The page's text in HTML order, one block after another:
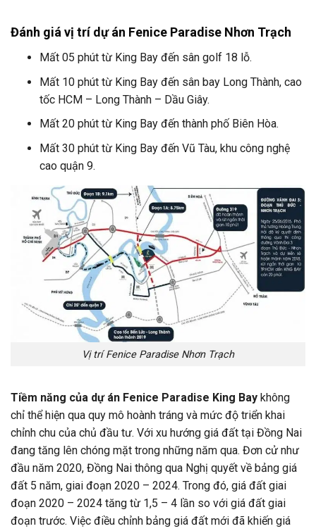
Đánh giá vị trí dự án Fenice Paradise Nhơn Trạch
Mất 05 phút từ King Bay đến sân golf 18 lỗ.
Mất 10 phút từ King Bay đến sân bay Long Thành, cao
tốc HCM – Long Thành – Dầu Giây.
Mất 20 phút từ King Bay đến thành phố Biên Hòa.
Mất 30 phút từ King Bay đến Vũ Tàu, khu công nghệ
cao quận 9.
Vị trí Fenice Paradise Nhơn Trạch
Tiềm năng của dự án Fenice Paradise King Bay không
chỉ thể hiện qua quy mô hoành tráng và mức độ triển khai
chỉnh chu của chủ đầu tư. Với xu hướng giá đất tại Đồng Nai
đang tăng lên chóng mặt trong những năm qua. Đơn cử như
đầu năm 2020, Đồng Nai thông qua Nghị quyết về bảng giá
đất 5 năm, giai đoạn 2020 – 2024. Trong đó, giá đất giai
đoạn 2020 – 2024 tăng từ 1,5 – 4 lần so với giá đất giai
đoạn trước. Việc điều chỉnh bảng giá đất mới đã khiến giá